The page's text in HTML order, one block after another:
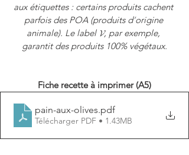
aux étiquettes : certains produits cachent
parfois des POA (produits d’origine
animale). Le label 𝓥, par exemple,
garantit des produits 100% végétaux.
Fiche recette à imprimer (A5)
pain-aux-olives.pdf
Télécharger PDF • 1.43MB